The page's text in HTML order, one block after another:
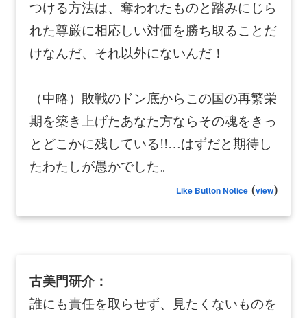
つける方法は、奪われたものと踏みにじら
れた尊厳に相応しい対価を勝ち取ることだ
けなんだ、それ以外にないんだ！
（中略）敗戦のドン底からこの国の再繁栄
期を築き上げたあなた方ならその魂をきっ
とどこかに残している!!…はずだと期待し
たわたしが愚かでした。
Like Button Notice (view)
古美門研介：
誰にも責任を取らせず、見たくないものを